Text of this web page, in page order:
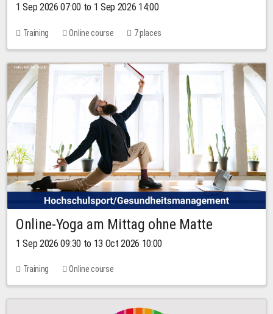
1 Sep 2026 07:00 to 1 Sep 2026 14:00
Training Online course 7 places
Online-Yoga am Mittag ohne Matte
1 Sep 2026 09:30 to 13 Oct 2026 10:00
Training Online course